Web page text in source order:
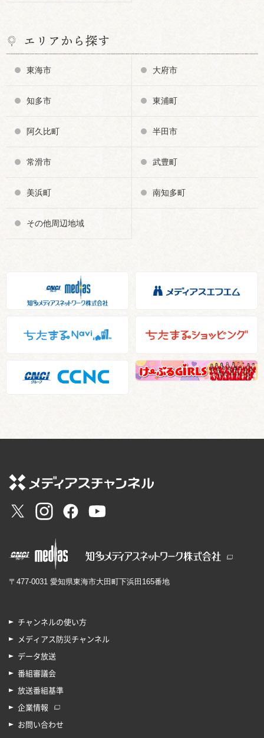
エリアから探す
東海市 大府市
知多市 東浦町
阿久比町 半田市
常滑市 武豊町
美浜町 南知多町
その他周辺地域
〒477-0031 愛知県東海市大田町下浜田165番地
チャンネルの使い方
メディアス防災チャンネル
データ放送
番組審議会
放送番組基準
企業情報
お問い合わせ